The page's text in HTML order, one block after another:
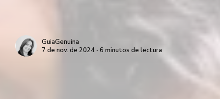
GuiaGenuina
7 de nov. de 2024 ∙ 6 minutos de lectura